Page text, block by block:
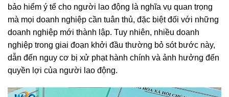
bảo hiểm ý tế cho người lao động là nghĩa vụ quan trọng
mà mọi doanh nghiệp cần tuân thủ, đặc biệt đối với những
doanh nghiệp mới thành lập. Tuy nhiên, nhiều doanh
nghiệp trong giai đoạn khởi đầu thường bỏ sót bước này,
dẫn đến nguy cơ bị xử phạt hành chính và ảnh hưởng đến
quyền lợi của người lao động.